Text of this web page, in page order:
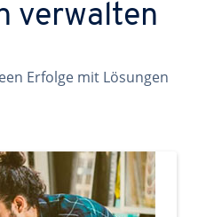
verwalten
Erfolge mit Lösungen